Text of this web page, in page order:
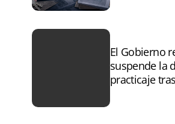
El Gobierno
suspende la
practicaje